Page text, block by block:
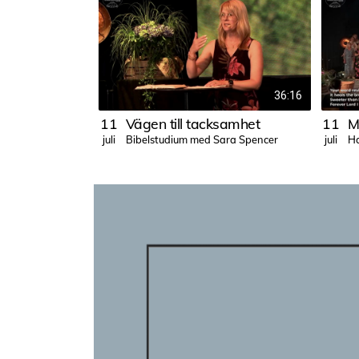
36:16
11
juli
Vägen till tacksamhet
Bibelstudium med Sara Spencer
11
juli